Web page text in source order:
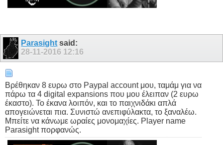
Parasight said:
28-11-2016 12:16
Βρέθηκαν 8 ευρω στο Paypal account μου, ταμάμ για να
πάρω τα 4 digital expansions που μου έλειπαν (2 ευρω
έκαστο). Το έκανα λοιπόν, και το παιχνιδάκι απλά
απογειώνεται πια. Συνιστώ ανεπιφύλακτα, το ξαναλέω.
Μπείτε να κάνωμε ωραίες μονομαχίες. Player name
Parasight πορφανώς.